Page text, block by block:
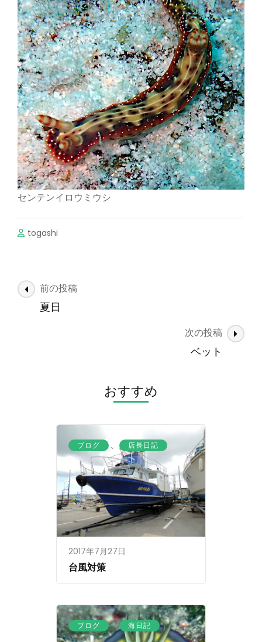
センテンイロウミウシ
togashi
投
稿
前の投稿
夏日
次の投稿
ベット
おすすめ
ブログ 、 店長日記
2017年7月27日
台風対策
ブログ 、 海日記